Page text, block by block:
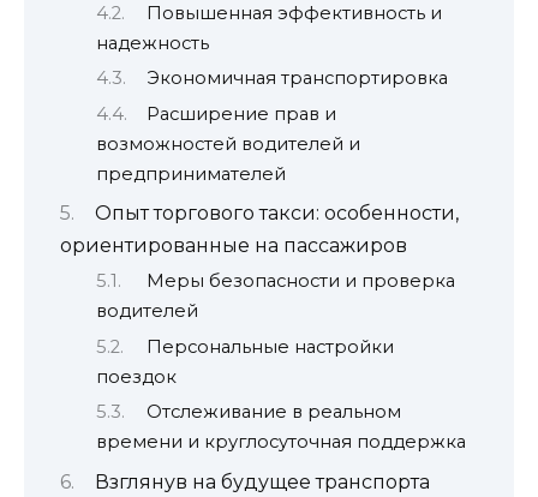
Повышенная эффективность и
надежность
Экономичная транспортировка
Расширение прав и
возможностей водителей и
предпринимателей
Опыт торгового такси: особенности,
ориентированные на пассажиров
Меры безопасности и проверка
водителей
Персональные настройки
поездок
Отслеживание в реальном
времени и круглосуточная поддержка
Взглянув на будущее транспорта